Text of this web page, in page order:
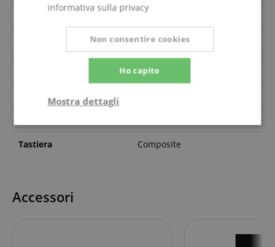
6
Gloss
Tastiera Composite
Accessori
informativa sulla privacy
Ho capito
Non consentire cookies
Mostra dettagli
Strettamente
Prestazione